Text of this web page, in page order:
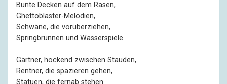
Bunte Decken auf dem Rasen,
Ghettoblaster-Melodien,
Schwäne, die vorüberziehen,
Springbrunnen und Wasserspiele.
Gärtner, hockend zwischen Stauden,
Rentner, die spazieren gehen,